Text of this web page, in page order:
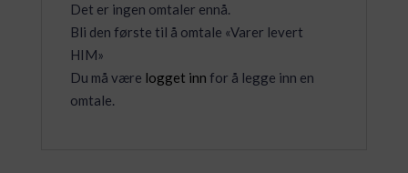
Det er ingen omtaler ennå.
Bli den første til å omtale «Varer levert
HIM»
Du må være logget inn for å legge inn en
omtale.